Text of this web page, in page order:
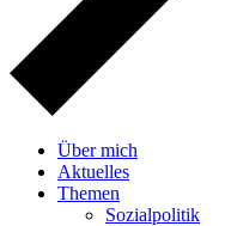
Über mich
Aktuelles
Themen
Sozialpolitik